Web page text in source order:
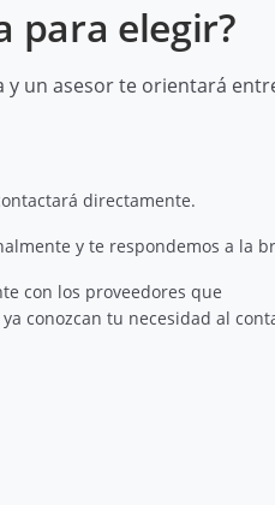
para elegir?
y un asesor te orientará
directamente.
y te respondemos a la
con los proveedores que
conozcan tu necesidad al